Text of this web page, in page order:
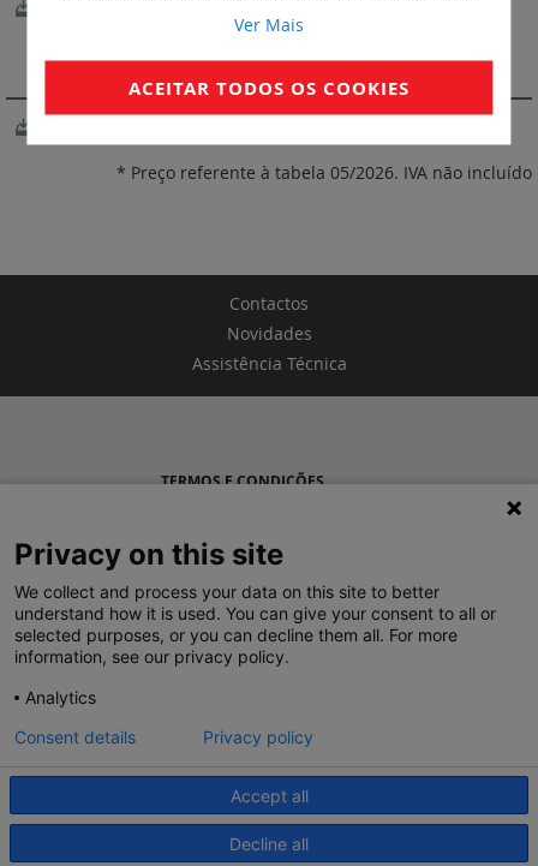
SOFTWARE
* Preço referente à tabela 05/2026. IVA não incluído
Contactos
Novidades
Assistência Técnica
Ver Mais
ACEITAR TODOS OS COOKIES
TERMOS E CONDIÇÕES
LEGRAND PORTUGAL
GRUPO LEGRAND NO MUNDO
© 2020 Legrand. Todos os direitos reservados.
Privacy on this site
We collect and process your data on this site to better
understand how it is used. You can give your consent to all or
selected purposes, or you can decline them all. For more
information, see our privacy policy.
Analytics
Accept all
Decline all
Consent details Privacy policy